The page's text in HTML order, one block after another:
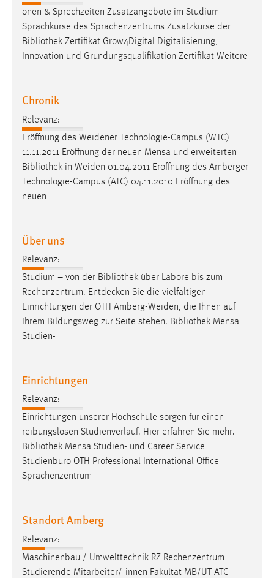
onen & Sprechzeiten Zusatzangebote im Studium
Sprachkurse des Sprachenzentrums Zusatzkurse der
Bibliothek Zertifikat Grow4Digital Digitalisierung,
Innovation und Gründungsqualifikation Zertifikat Weitere
Chronik
Relevanz:
Eröffnung des Weidener Technologie-Campus (WTC)
11.11.2011 Eröffnung der neuen Mensa und erweiterten
Bibliothek in Weiden 01.04.2011 Eröffnung des Amberger
Technologie-Campus (ATC) 04.11.2010 Eröffnung des
neuen
Über uns
Relevanz:
Studium – von der Bibliothek über Labore bis zum
Rechenzentrum. Entdecken Sie die vielfältigen
Einrichtungen der OTH Amberg-Weiden, die Ihnen auf
Ihrem Bildungsweg zur Seite stehen. Bibliothek Mensa
Studien-
Einrichtungen
Relevanz:
Einrichtungen unserer Hochschule sorgen für einen
reibungslosen Studienverlauf. Hier erfahren Sie mehr.
Bibliothek Mensa Studien- und Career Service
Studienbüro OTH Professional International Office
Sprachenzentrum
Standort Amberg
Relevanz:
Maschinenbau / Umwelttechnik RZ Rechenzentrum
Studierende Mitarbeiter/-innen Fakultät MB/UT ATC
site-language-preference
Zweck:
Das Cookie speichert die gewählte Sprache der Website.
Chat
Name:
MibewSessionID, MIBEW_UserID, mibew_locale, mibew-
chat-frame-style-5e9dbeb1811c0446
Zweck:
Cookie Laufzeit:
5e9dbeb1811c0446 = Sitzungslaufzeit, mibew_locale = 3
Jahre, MIBEW_UserID = 1 Jahr
Login
Name:
Dieser Cookie ist notwendig um sich an der Website
einloggen zu können.
Cookie Laufzeit:
24 Stunden
STATISTIK
Diese Informationen helfen uns zu verstehen, wie
Matomo